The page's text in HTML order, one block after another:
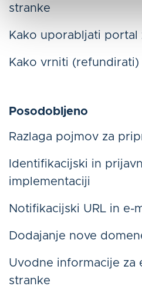
stranke
Kako uporabljati portal
Kako vrniti (refundirati)
Posodobljeno
Razlaga pojmov za
Identifikacijski in
implementaciji
Notifikacijski URL in e-
Dodajanje nove
Uvodne informacije za
stranke